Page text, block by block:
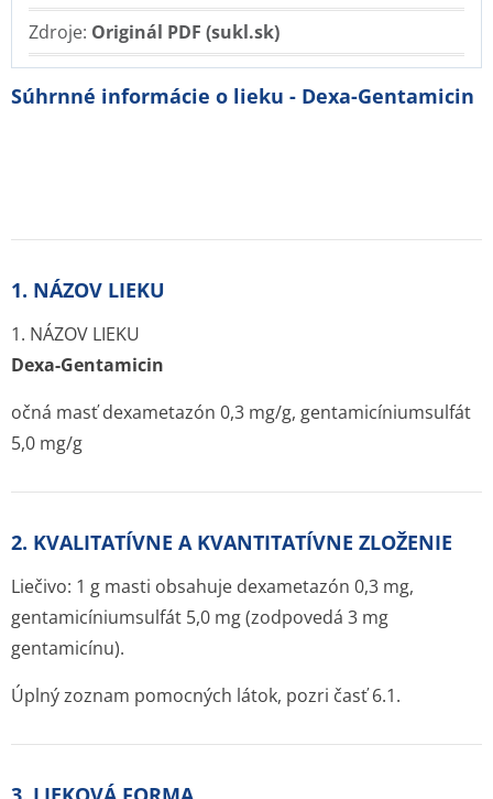
Zdroje: Originál PDF (sukl.sk)
Súhrnné informácie o lieku - Dexa-Gentamicin
1. NÁZOV LIEKU
1. NÁZOV LIEKU
Dexa-Gentamicin
očná masť dexametazón 0,3 mg/g, gentamicíniumsulfát
5,0 mg/g
2. KVALITATÍVNE A KVANTITATÍVNE ZLOŽENIE
Liečivo: 1 g masti obsahuje dexametazón 0,3 mg,
gentamicíniumsulfát 5,0 mg (zodpovedá 3 mg
gentamicínu).
Úplný zoznam pomocných látok, pozri časť 6.1.